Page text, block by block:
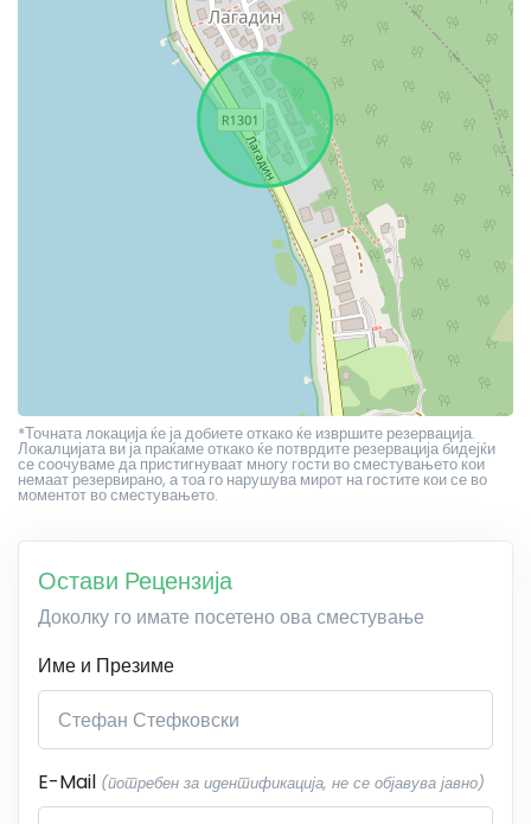
*Точната локација ќе ја добиете откако ќе извршите резервација.
Локалцијата ви ја праќаме откако ќе потврдите резервација бидејќи
се соочуваме да пристигнуваат многу гости во сместувањето кои
немаат резервирано, а тоа го нарушува мирот на гостите кои се во
моментот во сместувањето.
Остави Рецензија
Доколку го имате посетено ова сместување
Име и Презиме
E-Mail (потребен за идентификација, не се објавува јавно)